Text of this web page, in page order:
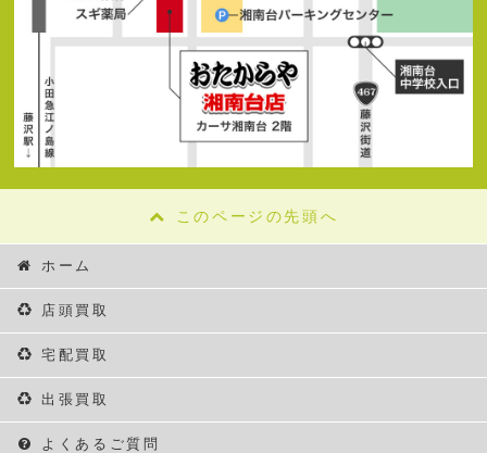
このページの先頭へ
ホーム
店頭買取
宅配買取
出張買取
よくあるご質問